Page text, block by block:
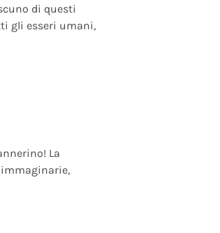
di questi
gli esseri umani,
La